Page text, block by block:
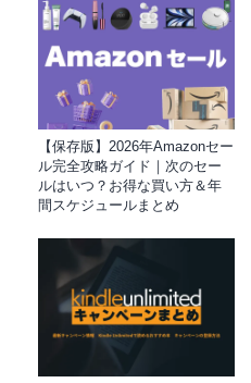
【保存版】2026年Amazonセー
ル完全攻略ガイド｜次のセー
ルはいつ？お得な買い方＆年
間スケジュールまとめ